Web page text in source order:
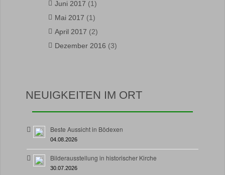
Juni 2017 (1)
Mai 2017 (1)
April 2017 (2)
Dezember 2016 (3)
NEUIGKEITEN IM ORT
Beste Aussicht in Bödexen
04.08.2026
Bilderausstellung in historischer Kirche
30.07.2026